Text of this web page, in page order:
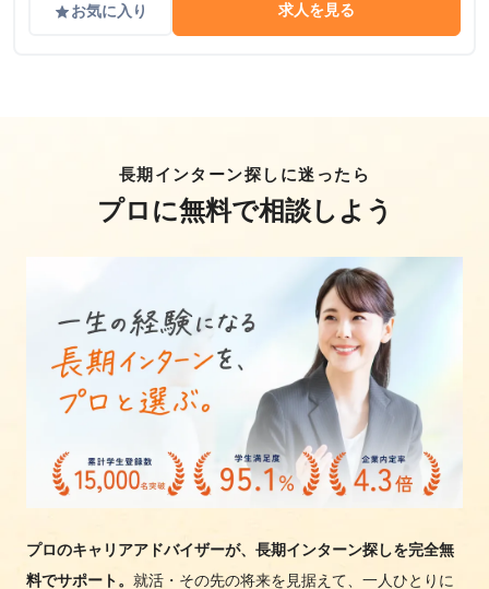
gradeお気に入り 求人を見る
長期インターン探しに迷ったら
プロに無料で相談しよう
プロのキャリアアドバイザーが、長期インターン探しを完全無
料でサポート。 就活・その先の将来を見据えて、一人ひとりに